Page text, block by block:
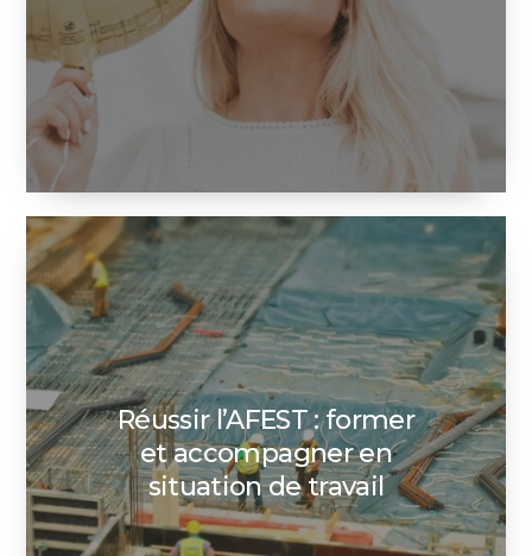
Réussir l’AFEST : former
et accompagner en
situation de travail